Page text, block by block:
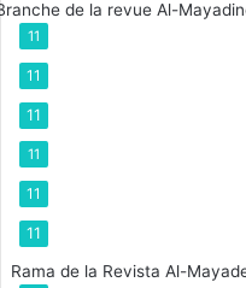
11
11
11
11
11
11